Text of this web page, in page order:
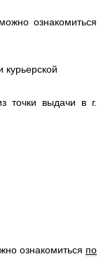
ознакомиться
точки выдачи в г.
ознакомиться по